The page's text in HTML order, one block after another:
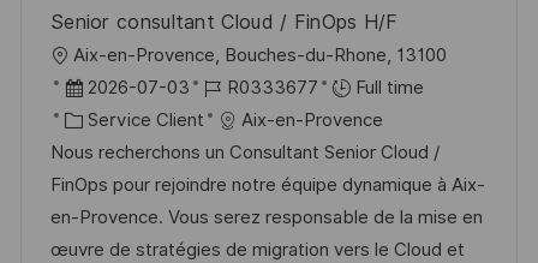
o
n
i
c
h
a
g
e
d
u
p
o
s
t
e
e
Senior consultant Cloud / FinOps H/F
o
c
a
l
i
s
Aix-en-Provence, Bouches-du-Rhone, 13100
D
a
t
e
d
’
2026-07-03
R
é
f
é
r
e
R0333677
Full time
C
a
t
é
g
Service Client
Aix-en-Provence
Nous recherchons un Consultant Senior Cloud /
FinOps pour rejoindre notre équipe dynamique à Aix-
en-Provence. Vous serez responsable de la mise en
œuvre de stratégies de migration vers le Cloud et